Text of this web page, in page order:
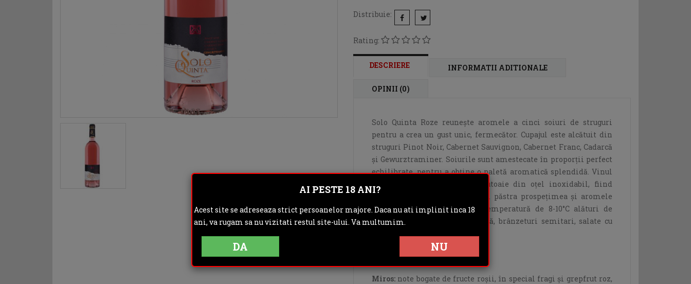
Distribuie:
Rating:
DESCRIERE INFORMATII ADITIONALE
OPINII (0)
Solo Quinta Roze reuneşte aromele a cinci soiuri de struguri
pentru a crea un gust unic, fermecător. Cupajul este alcătuit din
struguri Pinot Noir, Cabernet Sauvignon, Cabernet Franc, Cadarcă
şi Gewurztraminer. Soiurile sunt amestecate în proporţii perfect
echilibrate, pentru a obţine o paletă aromatică splendidă. Vinul
este fermentat exclusiv în butoaie din oţel inoxidabil, fiind
îmbuteliat imediat pentru a-şi păstra prospeţimea şi aromele
inedite. Savuraţi vinul la o temperatură de 8-10°C alături de
preparate din bucătăria asiatică, brânzeturi semitari, salate cu
Culoare:roz
Miros: note bogate de fructe roşii, în special fragi şi grepfrut roz,
AI PESTE 18 ANI?
Acest site se adreseaza strict persoanelor majore. Daca nu ati implinit inca 18
ani, va rugam sa nu vizitati restul site-ului. Va multumim.
DA NU